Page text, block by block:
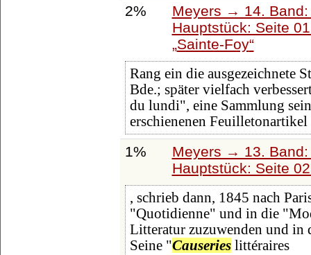
2%
Meyers → 14.
Hauptstück: Seite
Sainte-Foy
Rang ein die ausgezeichnete
Bde.; später vielfach
du lundi", eine Sammlung
erschienenen
1%
Meyers → 13.
Hauptstück: Seite
, schrieb dann, 1845 nach
"Quotidienne" und in die
Litteratur zuzuwenden und in
Seine "Causerieslittéraires